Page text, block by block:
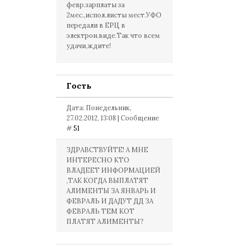
февр.зарплаты за
2мес.,испол.листы мест.УФО
передали в ЕРЦ в
электрон.виде.Так что всем
удачи,ждите!
Гость
Дата: Понедельник,
27.02.2012, 13:08 | Сообщение
#51
ЗДРАВСТВУЙТЕ! А МНЕ
ИНТЕРЕСНО КТО
ВЛАДЕЕТ ИНФОРМАЦИЕЙ
,ТАК КОГДА ВЫПЛАТЯТ
АЛИМЕНТЫ ЗА ЯНВАРЬ И
ФЕВРАЛЬ И ДАДУТ ДД ЗА
ФЕВРАЛЬ ТЕМ КОТ
ПЛАТЯТ АЛИМЕНТЫ?